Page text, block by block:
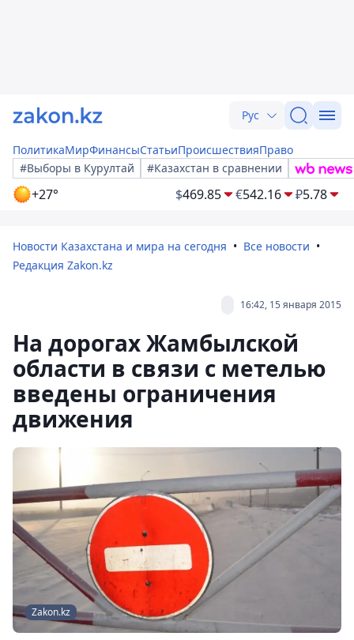
Рус
ПолитикаМирФинансыСтатьиПроисшествияПраво
#Выборы в Курултай
#Казахстан в сравнении
+27° $469.85 €542.16 ₽5.78
Новости Казахстана и мира на сегодня
Все новости
Редакция Zakon.kz
16:42, 15 января 2015
На дорогах Жамбылской
области в связи с метелью
введены ограничения
движения
Zakon.kz